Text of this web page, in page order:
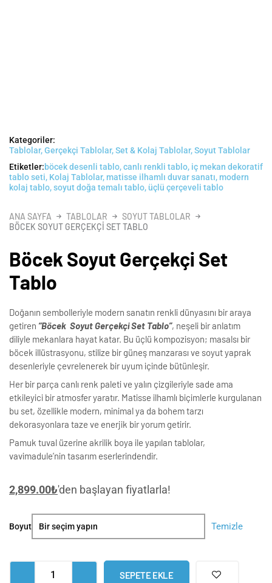
Kategoriler:
Tablolar,Gerçekçi Tablolar,Set & Kolaj Tablolar,Soyut Tablolar
Etiketler:böcek desenli tablo,canlı renkli tablo, iç mekan dekoratif
tablo seti, Kolaj Tablolar, matisse ilhamlı duvar sanatı, modern
kolaj tablo,soyut doğa temalı tablo,üçlü çerçeveli tablo
ANA SAYFA TABLOLAR
SOYUT TABLOLAR
BÖCEK SOYUT GERÇEKÇI SET TABLO
Böcek Soyut Gerçekçi Set
Tablo
Doğanın sembolleriyle modern sanatın renkli dünyasını bir araya
getiren “Böcek Soyut Gerçekçi Set Tablo”, neşeli bir anlatım
diliyle mekanlara hayat katar. Bu üçlü kompozisyon; masalsı bir
böcek illüstrasyonu, stilize bir güneş manzarası ve soyut yaprak
desenleriyle çevrelenerek bir uyum içinde bütünleşir.
Her bir parça canlı renk paleti ve yalın çizgileriyle sade ama
etkileyici bir atmosfer yaratır. Matisse ilhamlı biçimlerle kurgulanan
bu set, özellikle modern, minimal ya da bohem tarzı
dekorasyonlara taze ve enerjik bir yorum getirir.
Pamuk tuval üzerine akrilik boya ile yapılan tablolar,
vavimadule’nin tasarım eserlerindendir.
2,899.00₺'den başlayan fiyatlarla!
Boyut Temizle
Böcek
Tablo
SEPETE EKLE